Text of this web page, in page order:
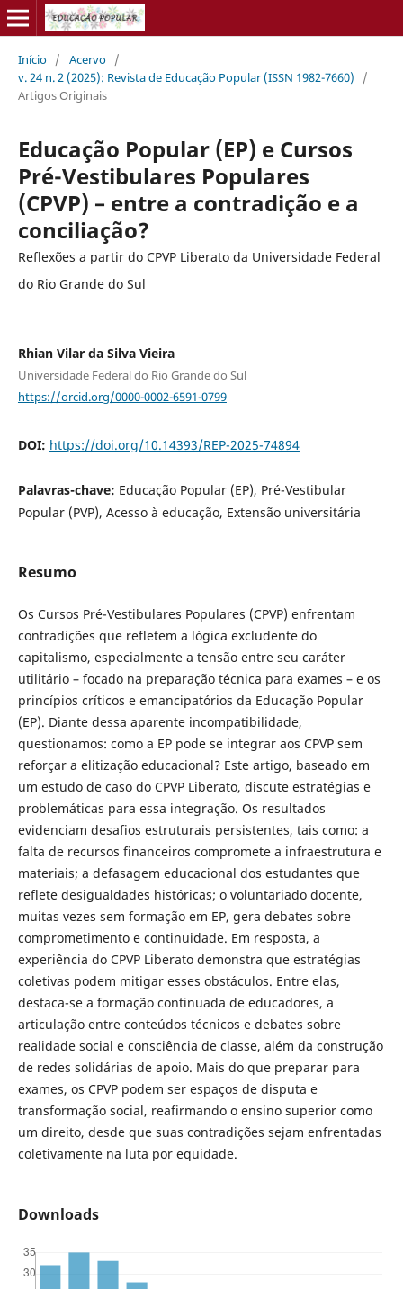
Início / Acervo /
v. 24 n. 2 (2025): Revista de Educação Popular (ISSN 1982-7660)
/
Artigos Originais
Educação Popular (EP) e Cursos
Pré-Vestibulares Populares
(CPVP) – entre a contradição e a
conciliação?
Reflexões a partir do CPVP Liberato da Universidade Federal
do Rio Grande do Sul
Rhian Vilar da Silva Vieira
Universidade Federal do Rio Grande do Sul
https://orcid.org/0000-0002-6591-0799
DOI: https://doi.org/10.14393/REP-2025-74894
Palavras-chave: Educação Popular (EP), Pré-Vestibular
Popular (PVP), Acesso à educação, Extensão universitária
Resumo
Os Cursos Pré-Vestibulares Populares (CPVP) enfrentam
contradições que refletem a lógica excludente do
capitalismo, especialmente a tensão entre seu caráter
utilitário – focado na preparação técnica para exames – e os
princípios críticos e emancipatórios da Educação Popular
(EP). Diante dessa aparente incompatibilidade,
questionamos: como a EP pode se integrar aos CPVP sem
reforçar a elitização educacional? Este artigo, baseado em
um estudo de caso do CPVP Liberato, discute estratégias e
problemáticas para essa integração. Os resultados
evidenciam desafios estruturais persistentes, tais como: a
falta de recursos financeiros compromete a infraestrutura e
materiais; a defasagem educacional dos estudantes que
reflete desigualdades históricas; o voluntariado docente,
muitas vezes sem formação em EP, gera debates sobre
comprometimento e continuidade. Em resposta, a
experiência do CPVP Liberato demonstra que estratégias
coletivas podem mitigar esses obstáculos. Entre elas,
destaca-se a formação continuada de educadores, a
articulação entre conteúdos técnicos e debates sobre
realidade social e consciência de classe, além da construção
de redes solidárias de apoio. Mais do que preparar para
exames, os CPVP podem ser espaços de disputa e
transformação social, reafirmando o ensino superior como
um direito, desde que suas contradições sejam enfrentadas
coletivamente na luta por equidade.
Downloads